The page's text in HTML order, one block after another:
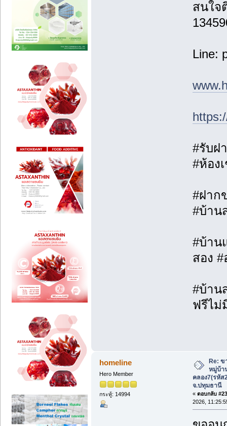
สนใจ
Line:
#รับฝ
#ห้อง
#ฝาก
#บ้าน
#บ้าน
สอง
#บ้าน
ฟรีไม่
homeline
Hero Member
กระทู้: 14994
Re: ข
หมู่บ้า
คลอง7(รหัส
จ.ปทุมธานี
« ตอบกลับ
2026,